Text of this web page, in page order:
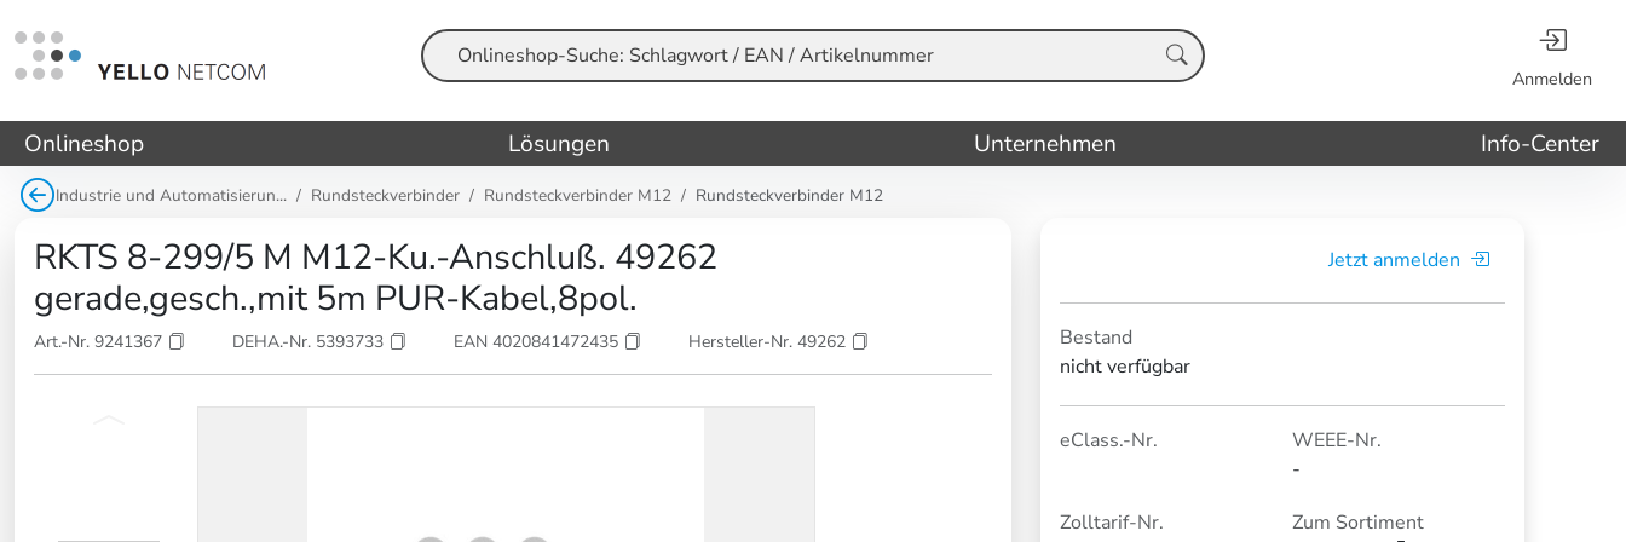
Suche Anmelden
Onlineshop Lösungen Unternehmen Info-Center
Industrie und Automatisierun... Rundsteckverbinder Rundsteckverbinder M12 Rundsteckverbinder M12
RKTS 8-299/5 M M12-Ku.-Anschluß. 49262
gerade,gesch.,mit 5m PUR-Kabel,8pol.
Art.-Nr. 9241367 DEHA.-Nr. 5393733 EAN 4020841472435 Hersteller-Nr. 49262
Jetzt anmelden
Bestand
nicht verfügbar
eClass.-Nr.
WEEE-Nr.
-
Zolltarif-Nr.
Zum Sortiment